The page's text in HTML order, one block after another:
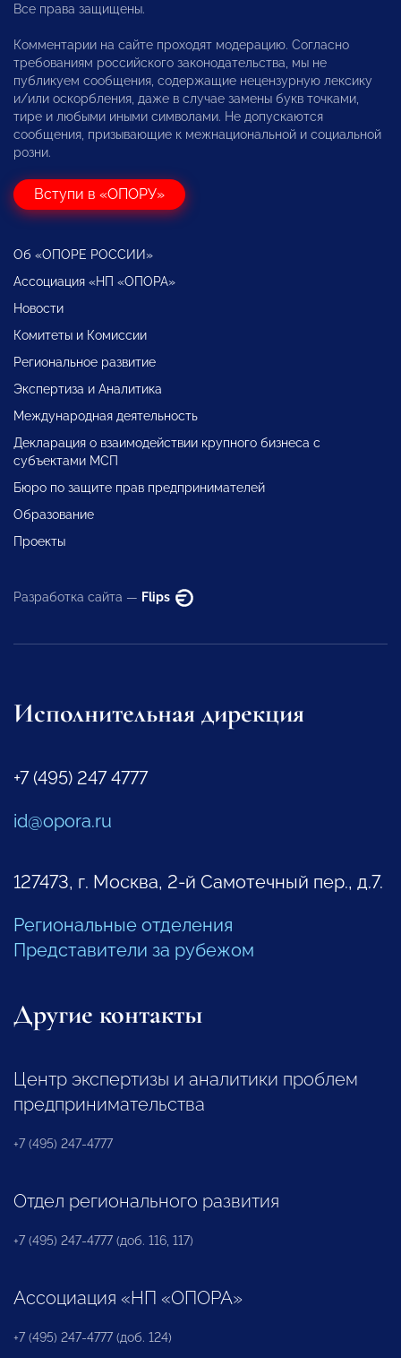
Все права защищены.
Комментарии на сайте проходят модерацию. Согласно
требованиям российского законодательства, мы не
публикуем сообщения, содержащие нецензурную лексику
и/или оскорбления, даже в случае замены букв точками,
тире и любыми иными символами. Не допускаются
сообщения, призывающие к межнациональной и социальной
розни.
Вступи в «ОПОРУ»
Об «ОПОРЕ РОССИИ»
Ассоциация «НП «ОПОРА»
Новости
Комитеты и Комиссии
Региональное развитие
Экспертиза и Аналитика
Международная деятельность
Декларация о взаимодействии крупного бизнеса с
субъектами МСП
Бюро по защите прав предпринимателей
Образование
Проекты
Разработка сайта — Flips
Исполнительная дирекция
+7 (495) 247 4777
id@opora.ru
127473, г. Москва, 2-й Самотечный пер., д.7.
Региональные отделения
Представители за рубежом
Другие контакты
Центр экспертизы и аналитики проблем
предпринимательства
+7 (495) 247-4777
Отдел регионального развития
+7 (495) 247-4777 (доб. 116, 117)
Ассоциация «НП «ОПОРА»
+7 (495) 247-4777 (доб. 124)